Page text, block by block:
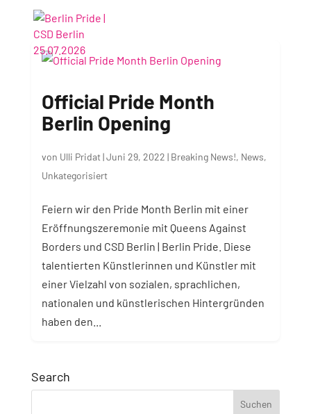
Official Pride Month
Berlin Opening
von Ulli Pridat|Juni 29, 2022 | Breaking News!, News,
Unkategorisiert
Feiern wir den Pride Month Berlin mit einer
Eröffnungszeremonie mit Queens Against
Borders und CSD Berlin | Berlin Pride. Diese
talentierten Künstlerinnen und Künstler mit
einer Vielzahl von sozialen, sprachlichen,
nationalen und künstlerischen Hintergründen
haben den...
Search